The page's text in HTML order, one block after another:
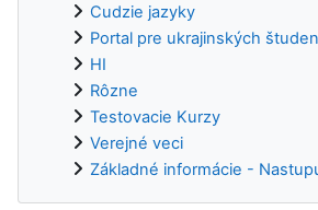
Cudzie jazyky
Portal pre ukrajinských
HI
Rôzne
Testovacie Kurzy
Verejné veci
Základné informácie -